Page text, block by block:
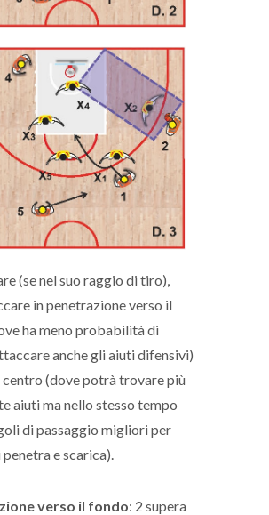
(se nel suo raggio di tiro),
in penetrazione verso il
ha meno probabilità di
anche gli aiuti difensivi)
centro (dove potrà trovare più
aiuti ma nello stesso tempo
di passaggio migliori per
e scarica).
verso il fondo: 2 supera